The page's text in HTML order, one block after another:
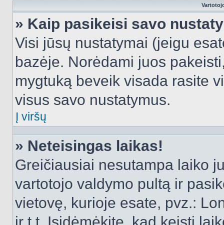
» Kaip pasikeisi savo
Visi jūsų nustatymai (jeigu
bazėje. Norėdami juos
mygtuką beveik visada rasite
visus savo nustatymus.
Į viršų
» Neteisingas laikas!
Greičiausiai nesutampa laiko
vartotojo valdymo pultą ir
vietovę, kurioje esate, pvz.: